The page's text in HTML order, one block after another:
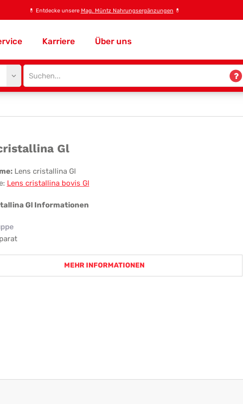
💊 Entdecke unsere Mag. Müntz Nahrungsergänzungen 💊
Karriere Über uns
Site
search
Gl
Lens cristallina Gl
Lens cristallina bovis Gl
Gl Informationen
MEHR INFORMATIONEN